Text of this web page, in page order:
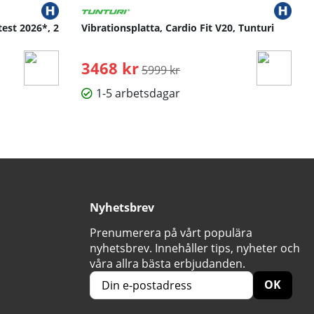
2026*, 2 Vibrationsplatta, Cardio Fit V20, Tunturi
3468 kr Ordinarie pris:
5999 kr
1-5 arbetsdagar
Nyhetsbrev
Prenumerera på vårt populära
nyhetsbrev. Innehåller tips, nyheter och
våra allra bästa erbjudanden.
OK